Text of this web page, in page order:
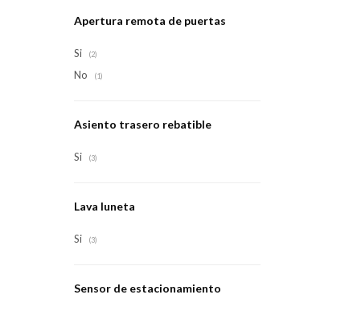
Apertura remota de puertas
Si (2)
No (1)
Asiento trasero rebatible
Si (3)
Lava luneta
Si (3)
Sensor de estacionamiento